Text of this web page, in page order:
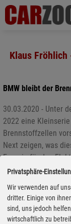
Klaus
BMW bleibt der
30.03.2020 - Unter
2022 eine
Brennstoffzellen
Next zeigen, was
Energie für den
von
die Brennstoffzelle
Benzin, Diesel,
Privatsphäre-
Wir verwenden auf
dritter. Einige von
sind, uns jedoch
wirtschaftlich zu